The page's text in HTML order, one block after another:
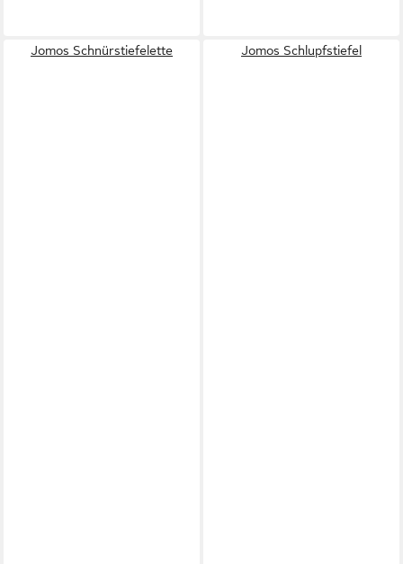
Jomos Schnürstiefelette Jomos Schlupfstiefel